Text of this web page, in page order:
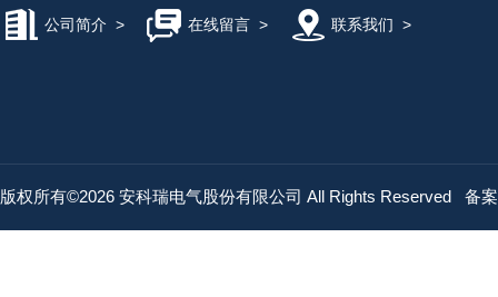
公司简介 > 在线留言> 联系我们 >
版权所有©2026 安科瑞电气股份有限公司 All Rights Reserved 备